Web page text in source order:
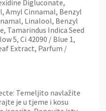
Digluconate,
Amyl Cinnamal, Benzyl
Linalool, Benzyl
Tamarindus Indica Seed
5, Ci 42090 / Blue 1,
Extract, Parfum /
Temeljito navlažite
je u tjeme i kosu